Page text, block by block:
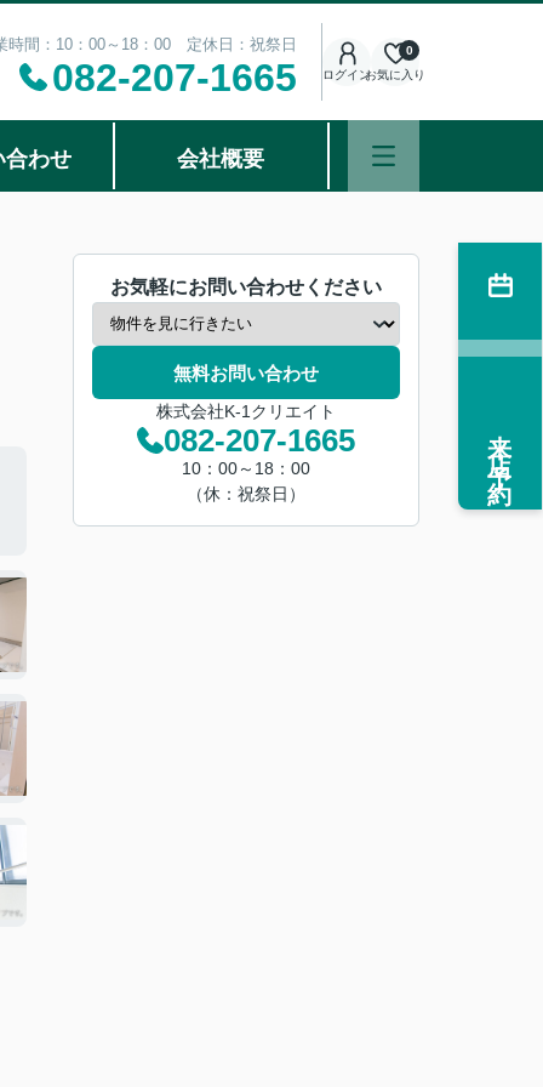
時間：10：00～18：00 定休日：祝祭日
082-207-1665 ログインお気に入り
0
合わせ 会社概要
お気軽にお問い合わせください
無料お問い合わせ
株式会社K-1クリエイト
082-207-1665
10：00～18：00
（休：祝祭日）
来店予約